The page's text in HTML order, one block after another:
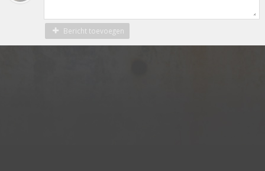
Bericht toevoegen